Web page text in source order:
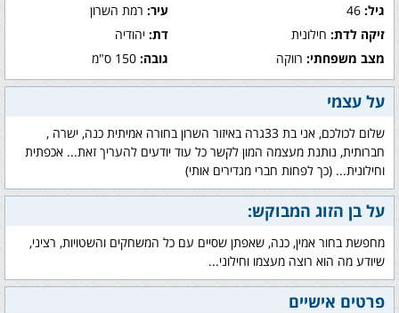
גיל: עיר:רמת השרון
זיקה לדת: חילונית דת:יהודיה
מצב משפחתי: רווקה גובה:150 ס"מ
על עצמי
שלום לכולכם, אני בת 33גרה באיזור השרון בחורה אמיתית כנה, ישרה ,
חברותית, נותנת מעצמה המון לקשר כל עוד יודעים להעריך זאת... אכפתית
וחילונית... (כך לפחות חברי מגדירים אותי)
על בן הזוג המבוקש:
מחפשת בחור אמין, כנה, שאפתן שסיים עם כל המשחקים והשטויות, רציני,
שיודע מה הוא רוצה מעצמו וחילוני...
פרטים אישיים